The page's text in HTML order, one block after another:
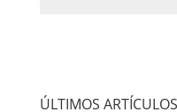
ÚLTIMOS ARTÍCULOS